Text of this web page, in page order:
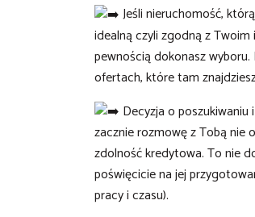
Jeśli nieruchomość,
idealną czyli zgodną z
pewnością dokonasz
ofertach, które tam
Decyzja o
zacznie rozmowę z Tobą nie
zdolność kredytowa. To nie
poświęcicie na jej
pracy i czasu).